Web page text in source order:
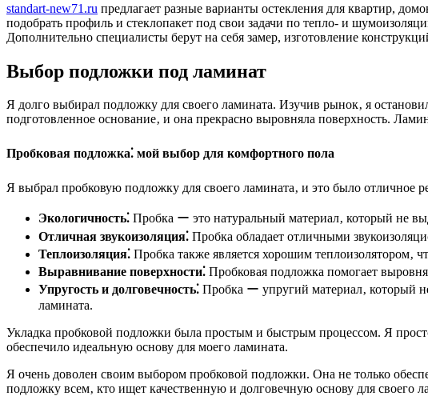
standart-new71.ru предлагает разные варианты остекления для квартир,
подобрать профиль и стеклопакет под свои задачи по тепло- и
Дополнительно специалисты берут на себя замер, изготовление
Выбор подложки под ламинат
Я долго выбирал подложку для своего ламината. Изучив рынок‚ я
подготовленное основание‚ и она прекрасно выровняла поверхность.
Пробковая подложка⁚ мой выбор для комфортного пола
Я выбрал пробковую подложку для своего ламината‚ и это было
Экологичность⁚ Пробка ー это натуральный материал‚ который не
Отличная звукоизоляция⁚ Пробка обладает отличными
Теплоизоляция⁚ Пробка также является хорошим теплоизолятором‚
Выравнивание поверхности⁚ Пробковая подложка помогает
Упругость и долговечность⁚ Пробка ー упругий материал‚ который
ламината.
Укладка пробковой подложки была простым и быстрым процессом. Я
обеспечило идеальную основу для моего ламината.
Я очень доволен своим выбором пробковой подложки. Она не только
подложку всем‚ кто ищет качественную и долговечную основу для своего